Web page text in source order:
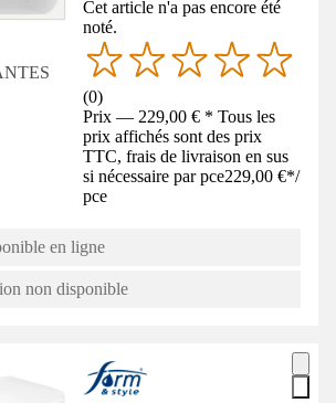
Cet article n'a pas encore été
noté.
(0)
Prix — 229,00 € * Tous les
prix affichés sont des prix
TTC, frais de livraison en sus
si nécessaire par pce229,00 €*/
pce
en ligne
non disponible